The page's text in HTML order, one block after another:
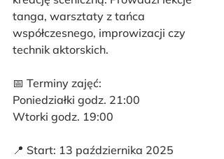
tanga, warsztaty z tańca
współczesnego, improwizacji czy
technik aktorskich.
📅 Terminy zajęć:
Poniedziałki godz. 21:00
Wtorki godz. 19:00
📍 Start: 13 października 2025